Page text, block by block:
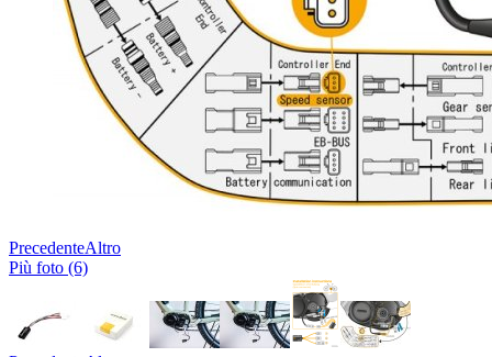
PrecedenteAltro
Più foto (6)